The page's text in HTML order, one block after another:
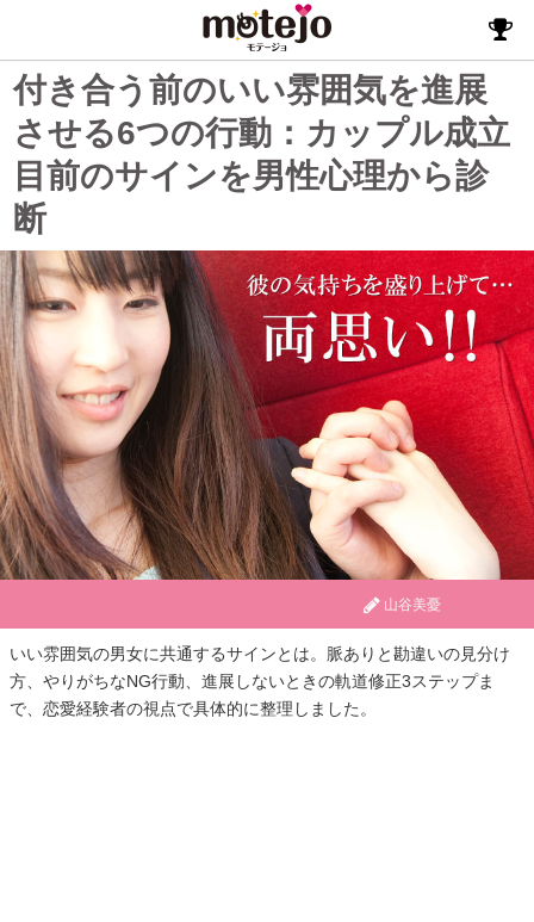
付き合う前のいい雰囲気を進展
させる6つの行動：カップル成立
目前のサインを男性心理から診
断
山谷美憂
いい雰囲気の男女に共通するサインとは。脈ありと勘違いの見分け
方、やりがちなNG行動、進展しないときの軌道修正3ステップま
で、恋愛経験者の視点で具体的に整理しました。